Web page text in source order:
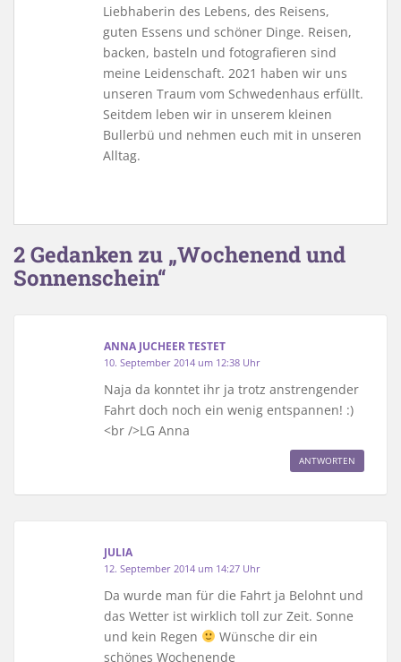
Liebhaberin des Lebens, des Reisens,
guten Essens und schöner Dinge. Reisen,
backen, basteln und fotografieren sind
meine Leidenschaft. 2021 haben wir uns
unseren Traum vom Schwedenhaus erfüllt.
Seitdem leben wir in unserem kleinen
Bullerbü und nehmen euch mit in unseren
Alltag.
2 Gedanken zu „Wochenend und
Sonnenschein“
ANNA JUCHEER TESTET
10. September 2014 um 12:38 Uhr
Naja da konntet ihr ja trotz anstrengender
Fahrt doch noch ein wenig entspannen! :)
<br />LG Anna
ANTWORTEN
JULIA
12. September 2014 um 14:27 Uhr
Da wurde man für die Fahrt ja Belohnt und
das Wetter ist wirklich toll zur Zeit. Sonne
und kein Regen
Wünsche dir ein
schönes Wochenende